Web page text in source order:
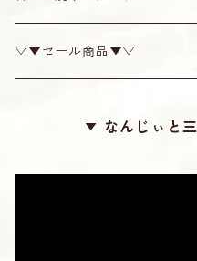
梅
▽▼セール商品▼▽
なんじぃと